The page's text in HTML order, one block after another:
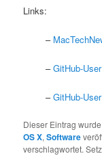
Links:
–
–GitHub-
–GitHub-
Dieser Eintrag
OS X,Software
verschlagwortet.